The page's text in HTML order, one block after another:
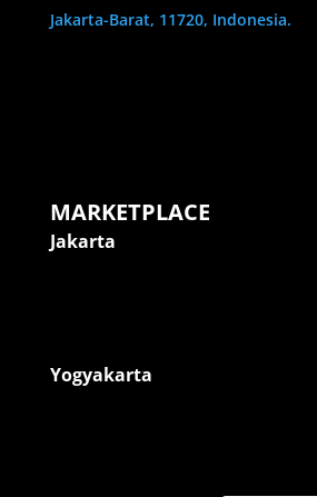
Jakarta-Barat, 11720, Indonesia.
MARKETPLACE
Jakarta
Yogyakarta